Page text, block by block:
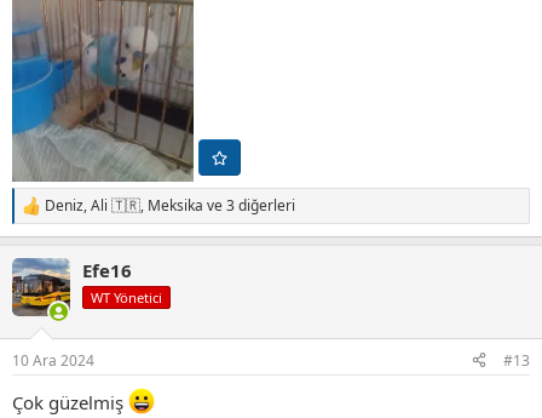
T
e
k
i
l
:
Deniz,Ali 🇹🇷, Meksika ve 3 diğerleri
Efe16
WT Yönetici
10 Ara 2024 #13
Çok güzelmiş